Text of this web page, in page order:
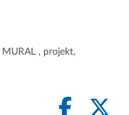
MURAL , projekt,